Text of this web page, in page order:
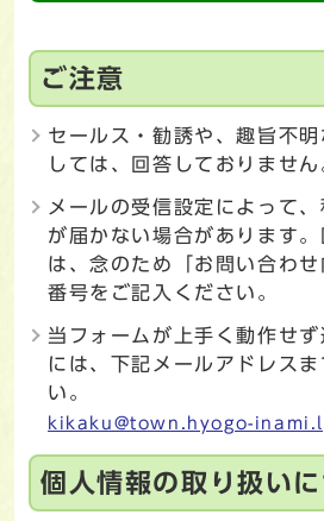
ご注意
セールス・勧誘や、趣旨不
しては、回答しておりません
メールの受信設定によって
が届かない場合があります
は、念のため「お問い合わ
番号をご記入ください。
当フォームが上手く動作せ
には、下記メールアドレス
い。
kikaku@town.hyogo-
個人情報の取り扱い